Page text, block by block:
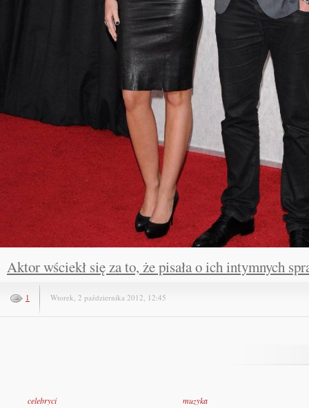
Aktor wściekł się za to, że pisała o ich intymnych
1 Wtorek, 2 października 2012, 12:45
celebryci muzyka